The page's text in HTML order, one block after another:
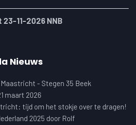
11-2026 NNB
Nieuws
- Stegen 35 Beek
maart 2026
tijd om het stokje over te dragen!
2025 door Rolf